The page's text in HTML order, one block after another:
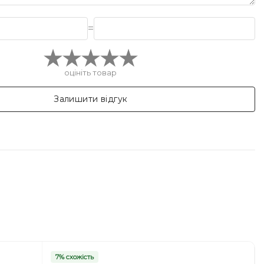
=
оцініть товар
Залишити відгук
7% схожість